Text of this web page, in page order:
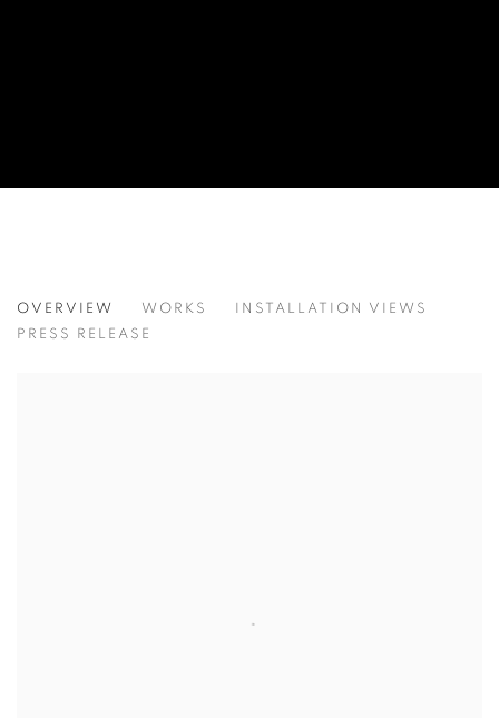
이광호
OVERVIEW WORKS
INSTALLATION VIEWS
PRESS RELEASE